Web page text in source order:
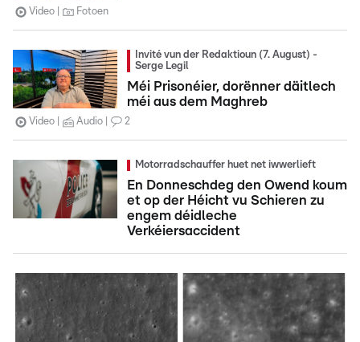
Video Fotoen
Invité vun der Redaktioun (7. August) -
Serge Legil
Méi Prisonéier, dorënner däitlech
méi aus dem Maghreb
Video Audio 2
Motorradschauffer huet net iwwerlieft
En Donneschdeg den Owend koum
et op der Héicht vu Schieren zu
engem déidleche
Verkéiersaccident